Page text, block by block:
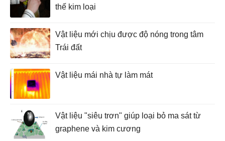
thế kim loại
Vật liệu mới chịu được độ nóng trong tâm
Trái đất
Vật liệu mái nhà tự làm mát
Vật liệu "siêu trơn" giúp loại bỏ ma sát từ
graphene và kim cương